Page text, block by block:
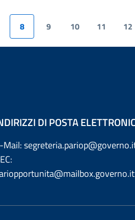
8 9 10 11 12
DI POSTA
Mail: